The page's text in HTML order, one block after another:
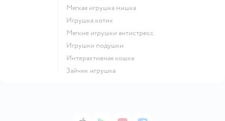
Мягкая игрушка мишка
Игрушка котик
Мягкие игрушки антистресс
Игрушки подушки
Интерактивная кошка
Зайчик игрушка